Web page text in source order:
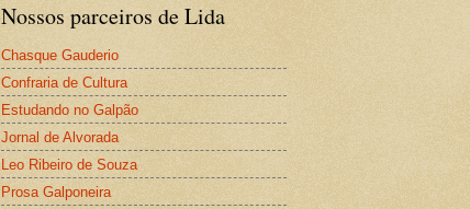
Nossos parceiros de Lida
Chasque Gauderio
Confraria de Cultura
Estudando no Galpão
Jornal de Alvorada
Leo Ribeiro de Souza
Prosa Galponeira